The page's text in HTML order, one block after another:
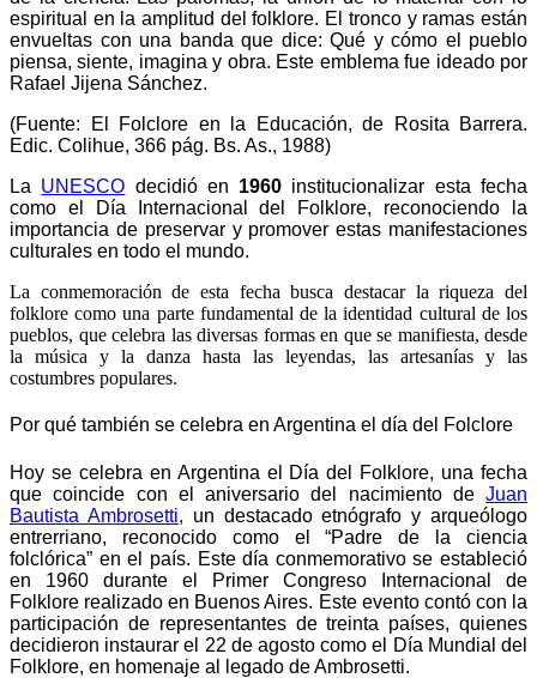
espiritual en la amplitud del folklore. El tronco y ramas están
envueltas con una banda que dice: Qué y cómo el pueblo
piensa, siente, imagina y obra. Este emblema fue ideado por
Rafael Jijena Sánchez.
(Fuente: El Folclore en la Educación, de Rosita Barrera.
Edic. Colihue, 366 pág. Bs. As., 1988)
La UNESCO decidió en 1960 institucionalizar esta fecha
como el Día Internacional del Folklore, reconociendo la
importancia de preservar y promover estas manifestaciones
culturales en todo el mundo.
La conmemoración de esta fecha busca destacar la riqueza del
folklore como una parte fundamental de la identidad cultural de los
pueblos, que celebra las diversas formas en que se manifiesta, desde
la música y la danza hasta las leyendas, las artesanías y las
costumbres populares.
Por qué también se celebra en Argentina el día del Folclore
Hoy se celebra en Argentina el Día del Folklore, una fecha
que coincide con el aniversario del nacimiento de Juan
Bautista Ambrosetti, un destacado etnógrafo y arqueólogo
entrerriano, reconocido como el “Padre de la ciencia
folclórica” en el país. Este día conmemorativo se estableció
en 1960 durante el Primer Congreso Internacional de
Folklore realizado en Buenos Aires. Este evento contó con la
participación de representantes de treinta países, quienes
decidieron instaurar el 22 de agosto como el Día Mundial del
Folklore, en homenaje al legado de Ambrosetti.